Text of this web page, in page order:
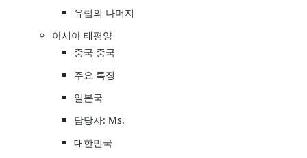
유럽의 나머지
아시아 태평양
중국 중국
주요 특징
일본국
담당자: Ms.
대한민국